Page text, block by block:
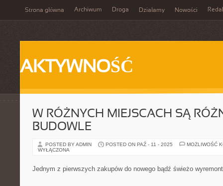
Strona główna Archiwum Droga Działamy Nowości
AKTYWNOŚĆ
W RÓŻNYCH MIEJSCACH SĄ
BUDOWLE
POSTED BY ADMIN POSTED ON PAŹ - 11 - 2025
MOŻLIWOŚĆ
WYŁĄCZONA
Jednym z pierwszych zakupów do nowego bądź świeżo